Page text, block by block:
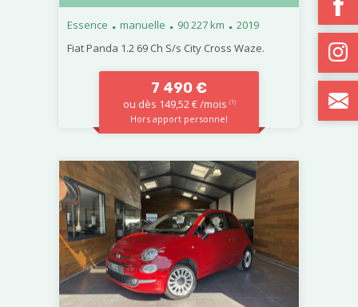
Essence . manuelle . 90 227 km . 2019
Fiat Panda 1.2 69 Ch S/s City Cross Waze.
7 490 €
ou dès 149,52 € /mois (1)
Hors apport personnel